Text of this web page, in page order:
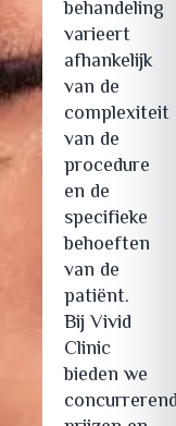
behandeling
varieert
afhankelijk
van de
complexiteit
van de
procedure
en de
specifieke
behoeften
van de
patiënt.
Bij Vivid
Clinic
bieden we